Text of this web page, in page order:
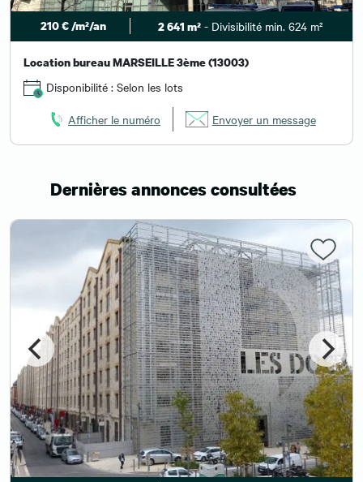
Vente/Location bureau AIX EN PROVENCE
Disponibilité : Immédiate
Afficher le numéro Envoyer un message
Dernières annonces consultées